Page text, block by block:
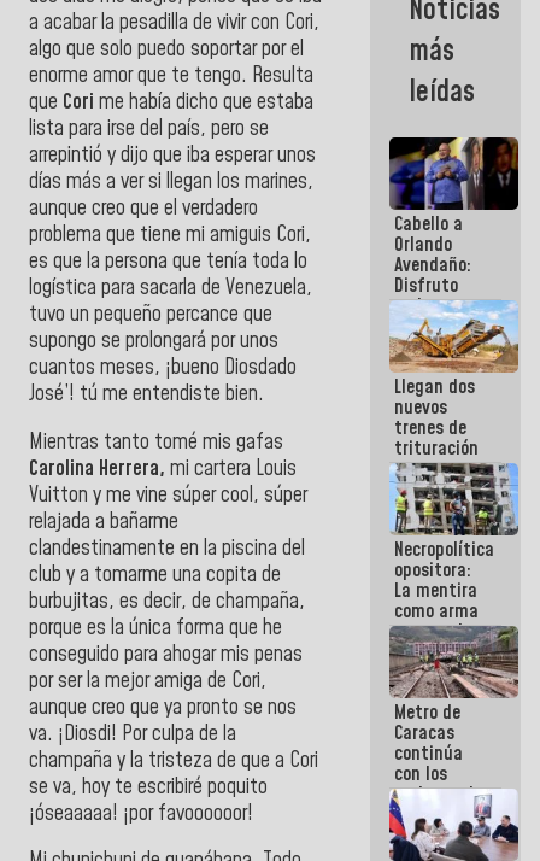
a acabar la pesadilla de vivir con Cori,
algo que solo puedo soportar por el
enorme amor que te tengo. Resulta
que Cori me había dicho que estaba
lista para irse del país, pero se
arrepintió y dijo que iba esperar unos
días más a ver si llegan los marines,
aunque creo que el verdadero
problema que tiene mi amiguis Cori,
es que la persona que tenía toda lo
logística para sacarla de Venezuela,
tuvo un pequeño percance que
supongo se prolongará por unos
cuantos meses, ¡bueno Diosdado
José’! tú me entendiste bien.
Mientras tanto tomé mis gafas
Carolina Herrera, mi cartera Louis
Vuitton y me vine súper cool, súper
relajada a bañarme
clandestinamente en la piscina del
club y a tomarme una copita de
burbujitas, es decir, de champaña,
porque es la única forma que he
conseguido para ahogar mis penas
por ser la mejor amiga de Cori,
aunque creo que ya pronto se nos
va. ¡Diosdi! Por culpa de la
champaña y la tristeza de que a Cori
se va, hoy te escribiré poquito
¡óseaaaaa! ¡por favoooooor!
emprendedores
afectados
por
terremotos
Noticias
más
leídas
Cabello a
Orlando
Avendaño:
Disfruto
cada vez
que escribes
porque lo
que haces
es
embarrarla
Llegan dos
nuevos
trenes de
trituración
para
optimizar
manejo de
escombros
en La Guaira
Necropolítica
opositora:
La mentira
como arma
contra el
Pueblo
Metro de
Caracas
continúa
con los
trabajos de
mantenimiento
e inspección